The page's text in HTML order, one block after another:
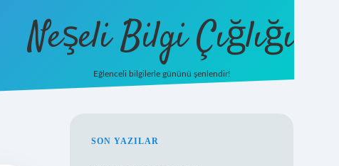
Neşeli Bilgi Çığlığı
Eğlenceli bilgilerle gününü şenlendir!
SIDEBAR
SON YAZILAR